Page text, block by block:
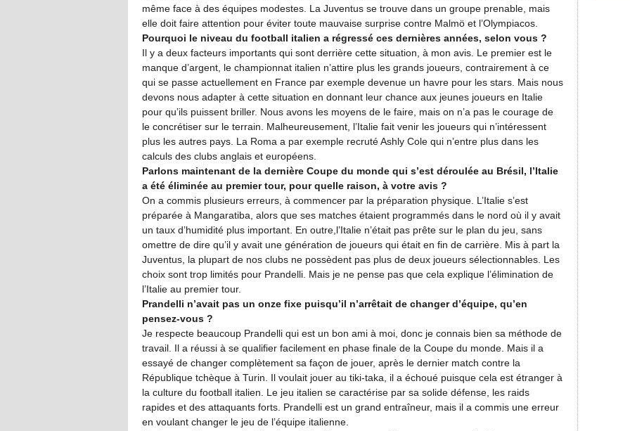
même face à des équipes modestes. La Juventus se trouve dans un groupe prenable, mais
elle doit faire attention pour éviter toute mauvaise surprise contre Malmö et l’Olympiacos.
Pourquoi le niveau du football italien a régressé ces dernières années, selon vous ?
Il y a deux facteurs importants qui sont derrière cette situation, à mon avis. Le premier est le
manque d’argent, le championnat italien n’attire plus les grands joueurs, contrairement à ce
qui se passe actuellement en France par exemple devenue un havre pour les stars. Mais nous
devons nous adapter à cette situation en donnant leur chance aux jeunes joueurs en Italie
pour qu’ils puissent briller. Nous avons les moyens de le faire, mais on n’a pas le courage de
le concrétiser sur le terrain. Malheureusement, l’Italie fait venir les joueurs qui n’intéressent
plus les autres pays. La Roma a par exemple recruté Ashly Cole qui n’entre plus dans les
calculs des clubs anglais et européens.
Parlons maintenant de la dernière Coupe du monde qui s’est déroulée au Brésil, l’Italie
a été éliminée au premier tour, pour quelle raison, à votre avis ?
On a commis plusieurs erreurs, à commencer par la préparation physique. L’Italie s’est
préparée à Mangaratiba, alors que ses matches étaient programmés dans le nord où il y avait
un taux d’humidité plus important. En outre,l’Italie n’était pas prête sur le plan du jeu, sans
omettre de dire qu’il y avait une génération de joueurs qui était en fin de carrière. Mis à part la
Juventus, la plupart de nos clubs ne possèdent pas plus de deux joueurs sélectionnables. Les
choix sont trop limités pour Prandelli. Mais je ne pense pas que cela explique l’élimination de
l’Italie au premier tour.
Prandelli n’avait pas un onze fixe puisqu’il n’arrêtait de changer d’équipe, qu’en
pensez-vous ?
Je respecte beaucoup Prandelli qui est un bon ami à moi, donc je connais bien sa méthode de
travail. Il a réussi à se qualifier facilement en phase finale de la Coupe du monde. Mais il a
essayé de changer complètement sa façon de jouer, après le dernier match contre la
République tchèque à Turin. Il voulait jouer au tiki-taka, il a échoué puisque cela est étranger à
la culture du football italien. Le jeu italien se caractérise par sa solide défense, les raids
rapides et des attaquants forts. Prandelli est un grand entraîneur, mais il a commis une erreur
en voulant changer le jeu de l’équipe italienne.